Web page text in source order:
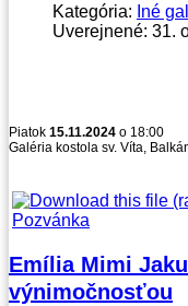
Kategória: Iné
Uverejnené: 31.
Piatok 15.11.2024 o 18:00
Galéria kostola sv. Víta,
Pozvánka
Emília Mimi
výnimočnosťou